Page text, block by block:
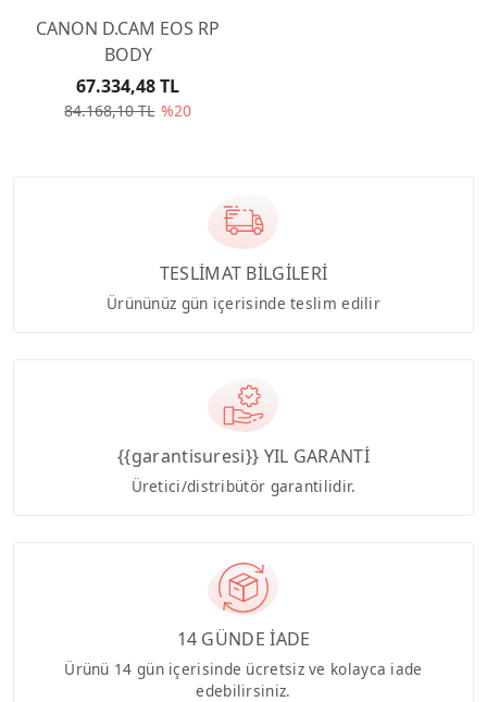
CANON D.CAM EOS RP
BODY
84.168,10 TL %20
67.334,48 TL
TESLİMAT BİLGİLERİ
Ürününüz gün içerisinde teslim edilir
{{garantisuresi}} YIL GARANTİ
Üretici/distribütör garantilidir.
14 GÜNDE İADE
Ürünü 14 gün içerisinde ücretsiz ve kolayca iade
edebilirsiniz.